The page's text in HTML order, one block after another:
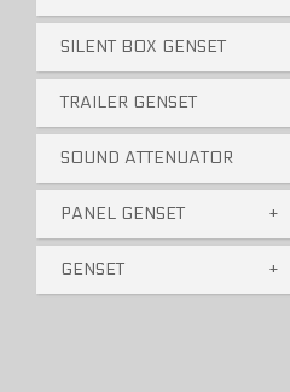
SILENT BOX GENSET
TRAILER GENSET
SOUND ATTENUATOR
PANEL GENSET +
GENSET +